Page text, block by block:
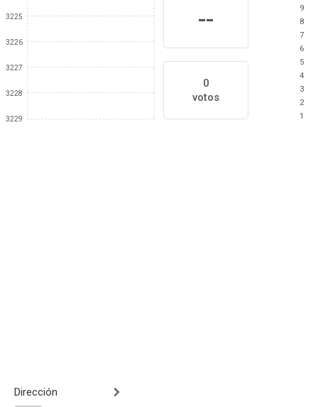
3225
3226
3227
3228
3229
--
0
votos
9
8
7
6
5
4
3
2
1
Dirección